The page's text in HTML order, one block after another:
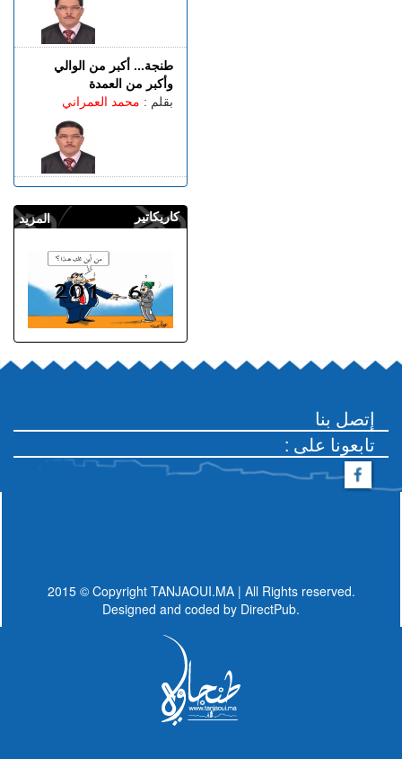
طنجة... أكبر من الوالي
وأكبر من العمدة
بقلم : محمد العمراني
المزيد كاريكاتير
إتصل بنا
: تابعونا على
2015 © Copyright TANJAOUI.MA | All Rights reserved.
Designed and coded by DirectPub.